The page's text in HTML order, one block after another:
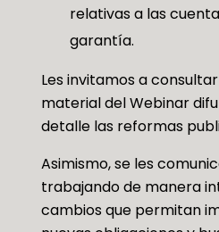
relativas a las
garantía.
Les invitamos a
material del Webinar
detalle las reformas
Asimismo, se les
trabajando de manera
cambios que permitan